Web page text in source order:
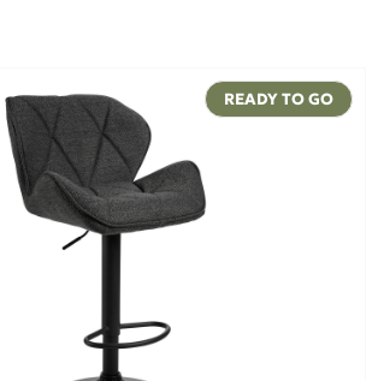
READY TO GO